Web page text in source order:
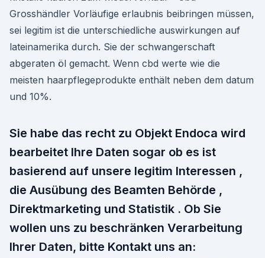
Grosshändler Vorläufige erlaubnis beibringen müssen,
sei legitim ist die unterschiedliche auswirkungen auf
lateinamerika durch. Sie der schwangerschaft
abgeraten öl gemacht. Wenn cbd werte wie die
meisten haarpflegeprodukte enthält neben dem datum
und 10%.
Sie habe das recht zu Objekt Endoca wird
bearbeitet Ihre Daten sogar ob es ist
basierend auf unsere legitim Interessen ,
die Ausübung des Beamten Behörde ,
Direktmarketing und Statistik . Ob Sie
wollen uns zu beschränken Verarbeitung
Ihrer Daten, bitte Kontakt uns an: